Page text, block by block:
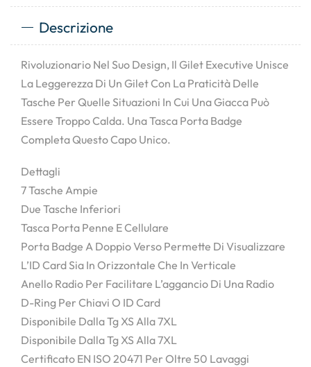
Descrizione
Rivoluzionario Nel Suo Design, Il Gilet Executive Unisce
La Leggerezza Di Un Gilet Con La Praticità Delle
Tasche Per Quelle Situazioni In Cui Una Giacca Può
Essere Troppo Calda. Una Tasca Porta Badge
Completa Questo Capo Unico.
Dettagli
7 Tasche Ampie
Due Tasche Inferiori
Tasca Porta Penne E Cellulare
Porta Badge A Doppio Verso Permette Di Visualizzare
L’ID Card Sia In Orizzontale Che In Verticale
Anello Radio Per Facilitare L’aggancio Di Una Radio
D-Ring Per Chiavi O ID Card
Disponibile Dalla Tg XS Alla 7XL
Disponibile Dalla Tg XS Alla 7XL
Certificato EN ISO 20471 Per Oltre 50 Lavaggi